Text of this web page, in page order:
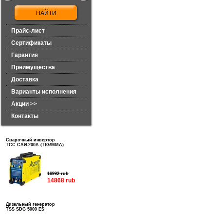
Прайс-лист
Сертификаты
Гарантия
Преимущества
Доставка
Варианты исполнения
Акции >>
Контакты
Сварочный инвертор
ТСС САИ-200А (TIG/MMA)
16992 rub
14868 rub
Дизельный генератор
TSS SDG 5000 ES